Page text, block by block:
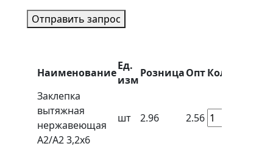
Отправить запрос
Наименование
Ед.
изм
РозницаОптКол-во
Заклепка
вытяжная
нержавеющая
A2/A2 3,2x6
шт 2.96 2.56